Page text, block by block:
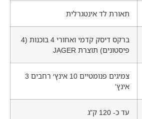
תאורת לד אינטגרלית
ברקס דיסק קדמי ואחורי 4 בוכנות (4
פיסטונים) תוצרת JAGER
צמיגים פנומטיים 10 אינץ׳ רחבים 3
אינץ'
עד כ- 120 ק"ג